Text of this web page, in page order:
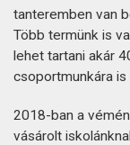
tanteremben van
Több termünk is
lehet tartani akár
csoportmunkára
2018-ban a
vásárolt